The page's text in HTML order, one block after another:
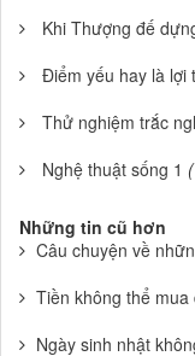
Khi Thượng đế
Điểm yếu hay là lợi
Thử nghiệm trắc
Nghệ thuật sống 1
Những tin cũ hơn
Câu chuyện về
Tiền không thể
Ngày sinh nhật